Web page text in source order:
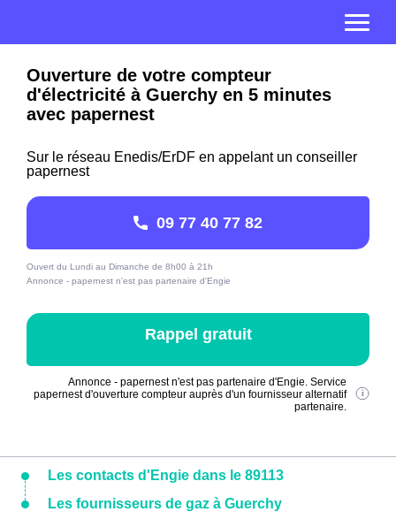
Ouverture de votre compteur
d'électricité à Guerchy en 5 minutes
avec papernest
Sur le réseau Enedis/ErDF en appelant un conseiller
papernest
09 77 40 77 82
Ouvert du Lundi au Dimanche de 8h00 à 21h
Annonce - papernest n'est pas partenaire d'Engie
Rappel gratuit
Annonce - papernest n'est pas partenaire d'Engie. Service
papernest d'ouverture compteur auprès d'un fournisseur alternatif
partenaire.
Les contacts d'Engie dans le 89113
Les fournisseurs de gaz à Guerchy